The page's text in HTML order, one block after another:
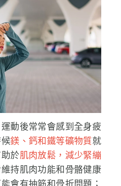
運動後常常會感到全身疲
鎂、鈣和鐵等礦物質就
於肌肉放鬆，減少緊繃
維持肌肉功能和骨骼健康